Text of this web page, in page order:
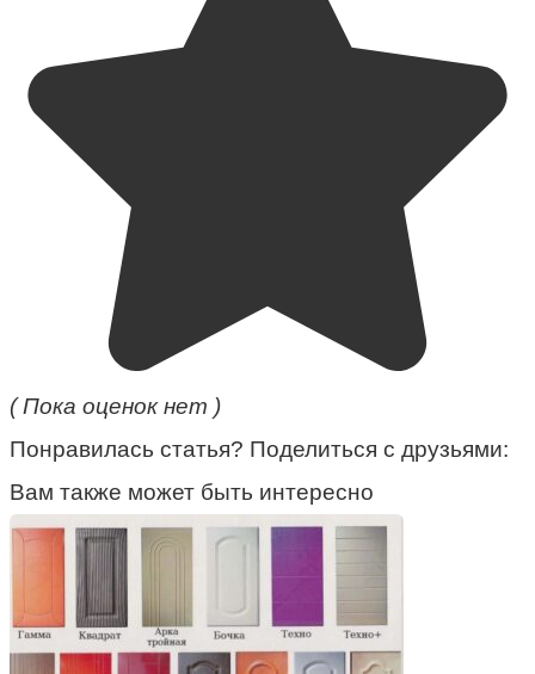
( Пока оценок нет )
Понравилась статья? Поделиться с друзьями:
Вам также может быть интересно